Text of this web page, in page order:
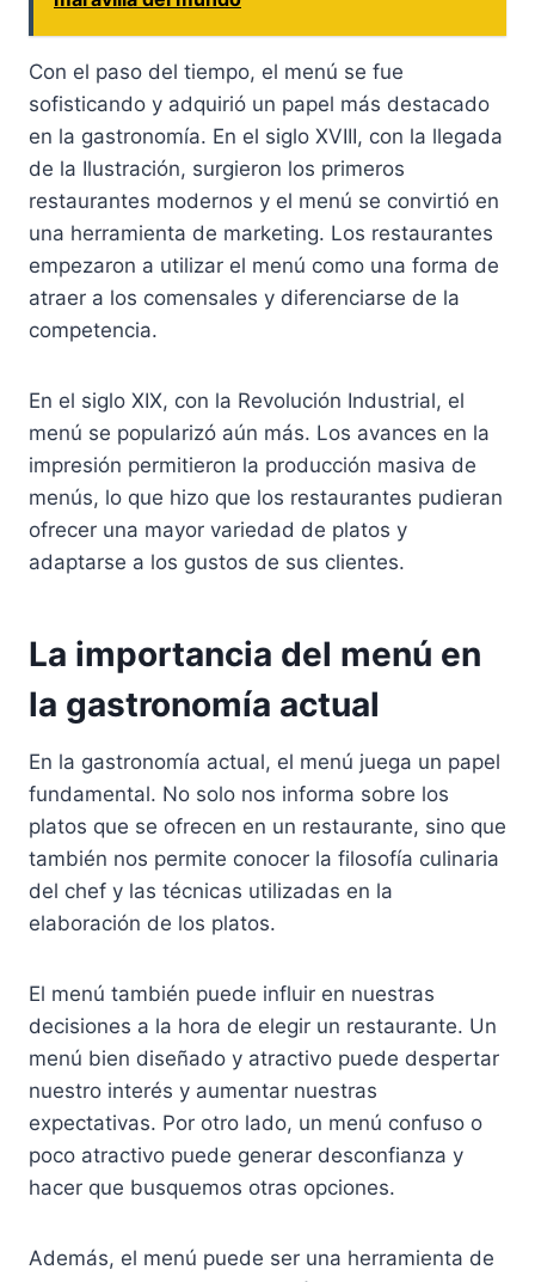
Con el paso del tiempo, el menú se fue
sofisticando y adquirió un papel más destacado
en la gastronomía. En el siglo XVIII, con la llegada
de la Ilustración, surgieron los primeros
restaurantes modernos y el menú se convirtió en
una herramienta de marketing. Los restaurantes
empezaron a utilizar el menú como una forma de
atraer a los comensales y diferenciarse de la
competencia.
En el siglo XIX, con la Revolución Industrial, el
menú se popularizó aún más. Los avances en la
impresión permitieron la producción masiva de
menús, lo que hizo que los restaurantes pudieran
ofrecer una mayor variedad de platos y
adaptarse a los gustos de sus clientes.
La importancia del menú en
la gastronomía actual
En la gastronomía actual, el menú juega un papel
fundamental. No solo nos informa sobre los
platos que se ofrecen en un restaurante, sino que
también nos permite conocer la filosofía culinaria
del chef y las técnicas utilizadas en la
elaboración de los platos.
El menú también puede influir en nuestras
decisiones a la hora de elegir un restaurante. Un
menú bien diseñado y atractivo puede despertar
nuestro interés y aumentar nuestras
expectativas. Por otro lado, un menú confuso o
poco atractivo puede generar desconfianza y
hacer que busquemos otras opciones.
Además, el menú puede ser una herramienta de